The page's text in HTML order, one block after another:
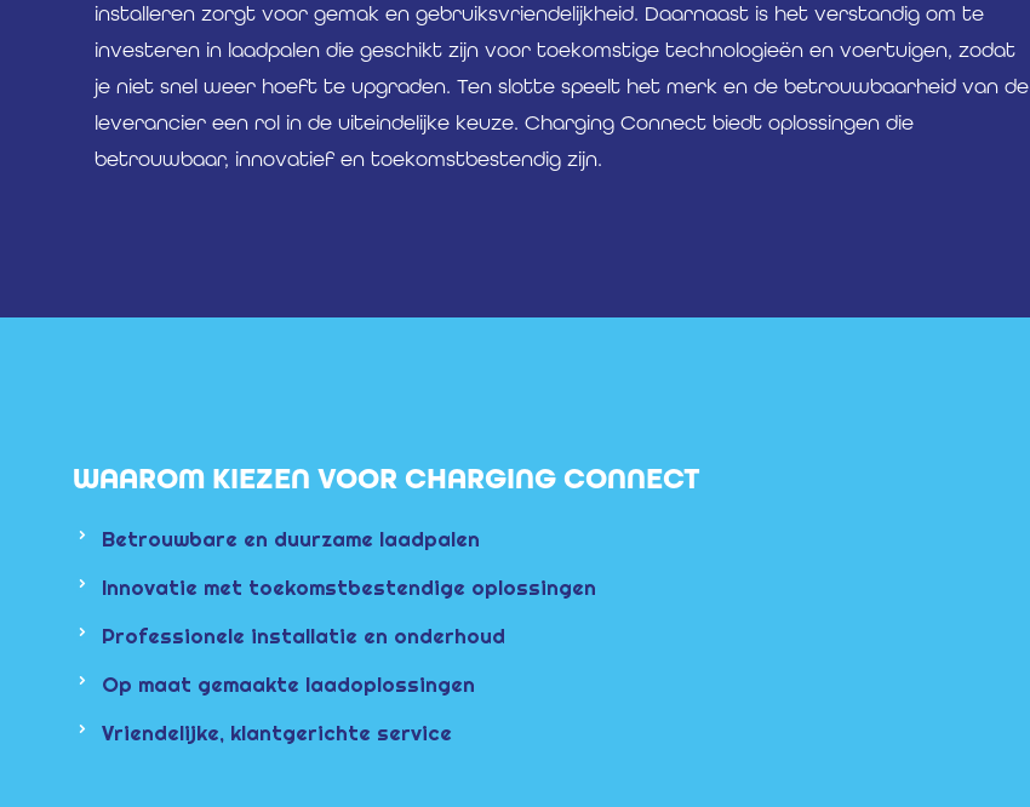
installeren zorgt voor gemak en gebruiksvriendelijkheid. Daarnaast is het verstandig om te
investeren in laadpalen die geschikt zijn voor toekomstige technologieën en voertuigen, zodat
je niet snel weer hoeft te upgraden. Ten slotte speelt het merk en de betrouwbaarheid van de
leverancier een rol in de uiteindelijke keuze. Charging Connect biedt oplossingen die
betrouwbaar, innovatief en toekomstbestendig zijn.
WAAROM KIEZEN VOOR CHARGING CONNECT
Betrouwbare en duurzame laadpalen
Innovatie met toekomstbestendige oplossingen
Professionele installatie en onderhoud
Op maat gemaakte laadoplossingen
Vriendelijke, klantgerichte service